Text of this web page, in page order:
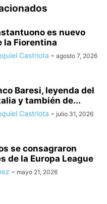
es nuevo
la Fiorentina
Castriota - agosto 7, 2026
Baresi, leyenda del
y también de...
Castriota - julio 31, 2026
se consagraron
de la Europa League
- mayo 21, 2026